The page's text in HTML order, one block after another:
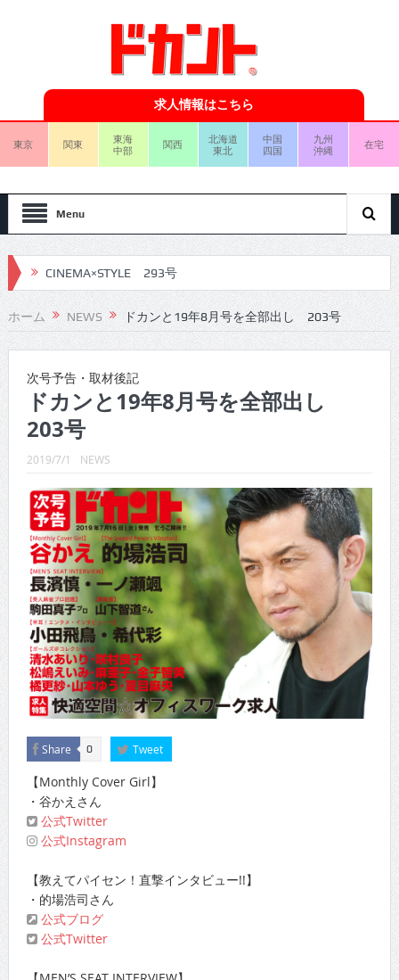
求人情報はこちら
東京 関東
東海
中部
関西
北海道
東北
中国
四国
九州
沖縄
在宅
Menu
CINEMA×STYLE 293号
CINEMA×STYLE 292号
CINEMA×STYLE 291号
CINEMA×STYLE 290号
CINEMA×STYLE 289号
CINEMA×STYLE 288号
CINEMA×STYLE 286号
CINEMA×STYLE 285号
CINEMA×STYLE 294号
ホーム NEWS ドカンと19年8月号を全部出し 203号
次号予告・取材後記
ドカンと19年8月号を全部出し
203号
2019/7/1 NEWS
Share 0 Tweet
【Monthly Cover Girl】
・谷かえさん
公式Twitter
公式Instagram
【教えてパイセン！直撃インタビュー!!】
・的場浩司さん
公式ブログ
公式Twitter